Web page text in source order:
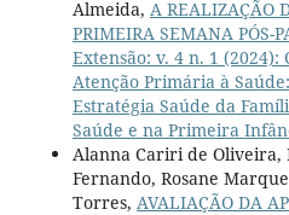
Almeida, A REALIZAÇÃO
PRIMEIRA SEMANA PÓS-
Extensão: v. 4 n. 1 (2024):
Atenção Primária à
Estratégia Saúde da
Saúde e na Primeira
Alanna Cariri de Oliveira,
Fernando, Rosane
Torres, AVALIAÇÃO DA